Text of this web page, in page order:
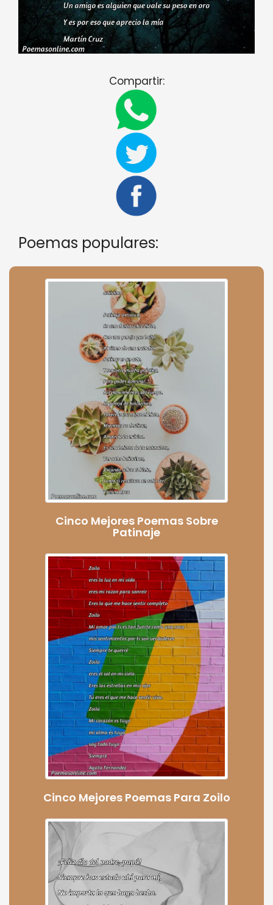
Compartir:
Poemas populares:
Cinco Mejores Poemas Sobre
Patinaje
Cinco Mejores Poemas Para Zoilo